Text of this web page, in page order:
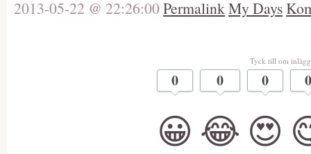
2013-05-22 @ 22:26:00PermalinkMy Days
Tyck till om
0
😀
0
😂
0
😍
0